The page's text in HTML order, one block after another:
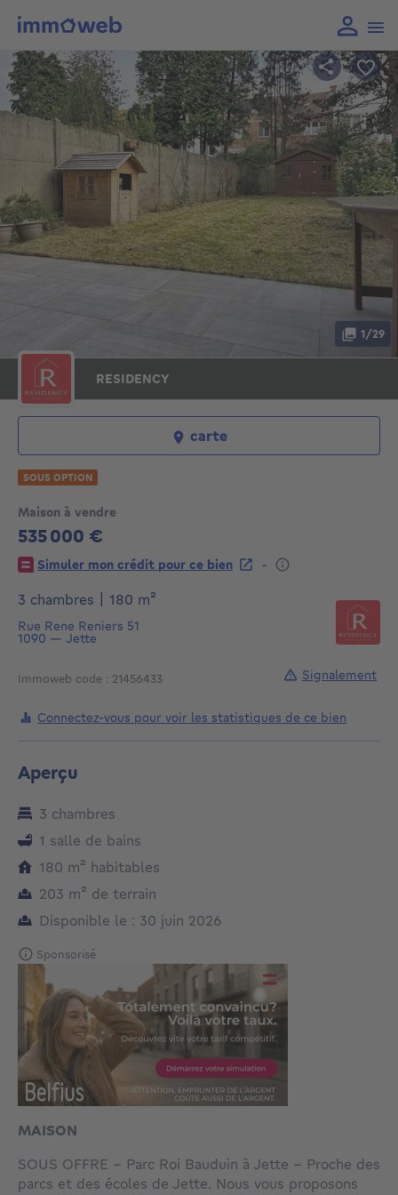
Maison à vendre
535 000 €
535000€
Simuler mon crédit pour ce bien
-
3 chambres
180 m²
Rue Rene Reniers 51
1090 — Jette
Immoweb code : 21456433
RESIDENCY
1/29
carte
SOUS OPTION
Connectez-vous pour voir les statistiques de ce bien
Signalement
Aperçu
3 chambres
1 salle de bains
180 m² mètres carrés
habitables
203 m² mètres carrés
de terrain
Disponible le : 30 juin 2026
Sponsorisé
MAISON
SOUS OFFRE - Parc Roi Bauduin à Jette - Proche des
parcs et des écoles de Jette. Nous vous proposons